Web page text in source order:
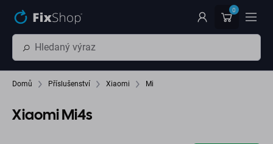
0
Domů Příslušenství Xiaomi Mi
Xiaomi Mi4s